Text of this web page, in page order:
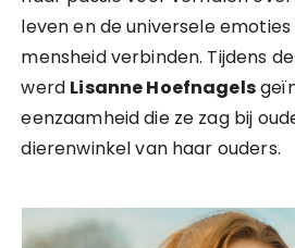
leven en de universele emoties
mensheid verbinden. Tijdens
werd Lisanne Hoefnagels
eenzaamheid die ze zag bij
dierenwinkel van haar ouders.